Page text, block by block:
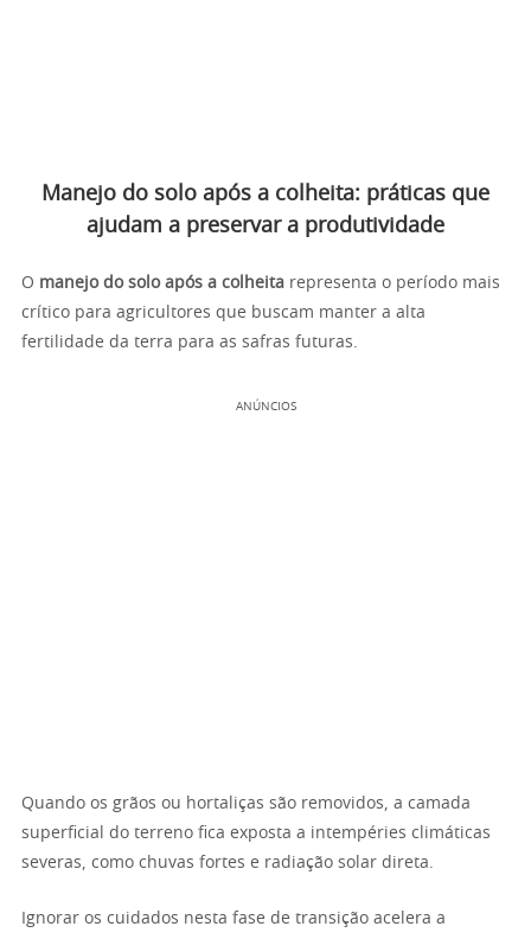
Manejo do solo após a colheita: práticas que
ajudam a preservar a produtividade
O manejo do solo após a colheita representa o período mais
crítico para agricultores que buscam manter a alta
fertilidade da terra para as safras futuras.
ANÚNCIOS
Quando os grãos ou hortaliças são removidos, a camada
superficial do terreno fica exposta a intempéries climáticas
severas, como chuvas fortes e radiação solar direta.
Ignorar os cuidados nesta fase de transição acelera a